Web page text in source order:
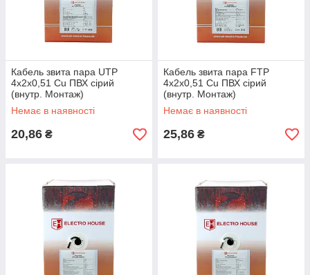
Кабель звита пара UTP
4х2х0,51 Cu ПВХ сірий
(внутр. Монтаж)
Немає в наявності
20,86 ₴
Кабель звита пара FTP
4х2х0,51 Cu ПВХ сірий
(внутр. Монтаж)
Немає в наявності
25,86 ₴